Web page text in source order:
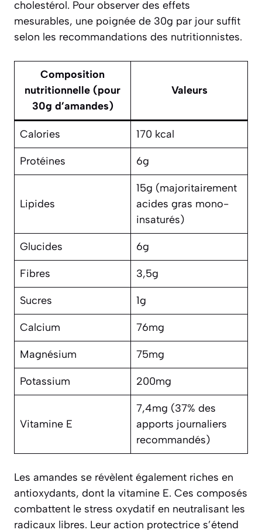
cholestérol. Pour observer des effets
mesurables, une poignée de 30g par jour suffit
selon les recommandations des nutritionnistes.
Composition
nutritionnelle (pour
30g d’amandes)
Valeurs
Calories 170 kcal
Protéines 6g
Lipides
15g (majoritairement
acides gras mono-
insaturés)
Glucides 6g
Fibres 3,5g
Sucres 1g
Calcium 76mg
Magnésium 75mg
Potassium 200mg
Vitamine E
7,4mg (37% des
apports journaliers
recommandés)
Les amandes se révèlent également riches en
antioxydants, dont la vitamine E. Ces composés
combattent le stress oxydatif en neutralisant les
radicaux libres. Leur action protectrice s’étend